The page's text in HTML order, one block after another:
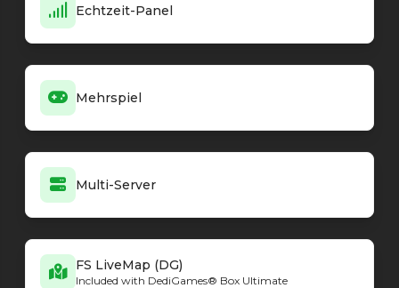
Echtzeit-Panel
Mehrspiel
Multi-Server
FS LiveMap (DG)
Included with DediGames® Box Ultimate